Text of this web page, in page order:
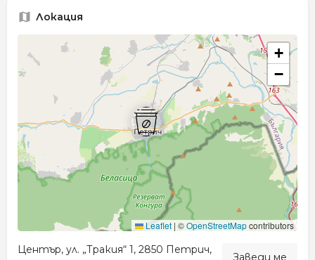
Локация
+
−
Leaflet | ©OpenStreetMapcontributors
Център, ул. „Тракия“ 1, 2850 Петрич,
Заведи ме